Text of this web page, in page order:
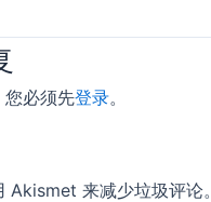
您必须先登录。
Akismet 来减少垃圾评论。